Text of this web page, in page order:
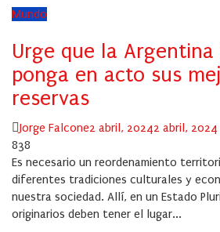
Mundo
Urge que la
ponga en acto sus
reservas
Author
Jorge FalconePosted
2 abril, 20242 abril, 2024
838
Es necesario un reordenamiento
diferentes tradiciones culturales y
nuestra sociedad. Allí, en un Estado
originarios deben tener el lugar...